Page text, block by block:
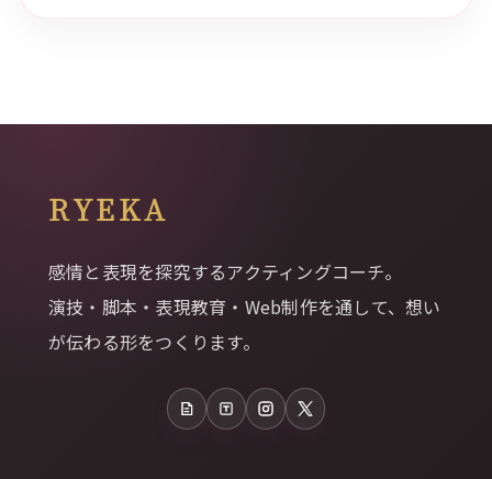
RYEKA
感情と表現を探究するアクティングコーチ。
演技・脚本・表現教育・Web制作を通して、想い
が伝わる形をつくります。
note TalesInstagram
X